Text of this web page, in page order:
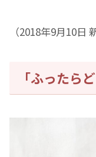
（2018年9月10日
「ふったら